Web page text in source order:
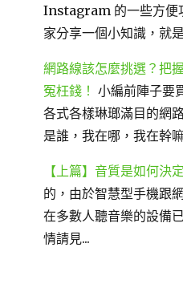
Instagram 的一些方便
家分享一個小知識，就
網路線該怎麼挑選？把
冤枉錢！ 小編前陣子要
各式各樣琳瑯滿目的網
是誰，我在哪，我在幹
【上篇】音質是如何決
的，由於智慧型手機跟
在多數人聽音樂的設備
情請見...